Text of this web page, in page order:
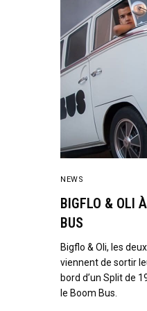
NEWS
BIGFLO & OLI
BUS
Bigflo & Oli, les
viennent de sortir
bord d’un Split de
le Boom Bus.